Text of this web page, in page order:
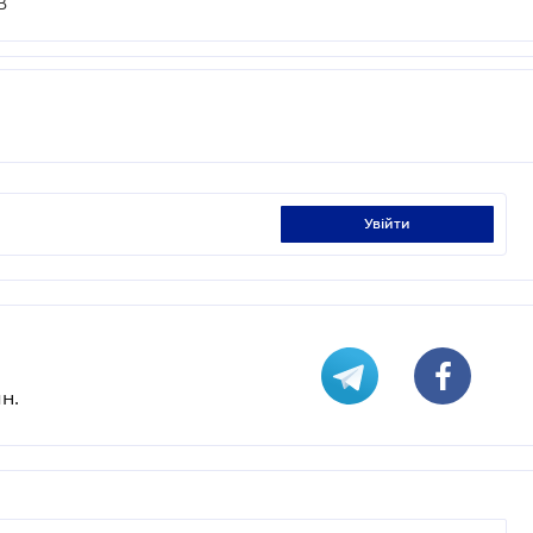
увійти